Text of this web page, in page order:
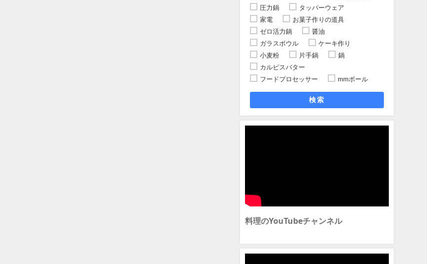
圧力鍋
タッパーウェア
家電
お菓子作りの道具
ゼロ活力鍋
醤油
ガラスボウル
ケーキ作り
小麦粉
片手鍋
鍋
カルピスバター
フードプロセッサー
mmボール
検索
料理のYouTubeチャンネル